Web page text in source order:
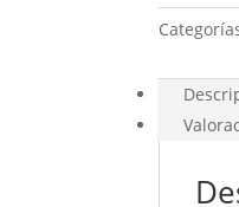
M3
cantidad